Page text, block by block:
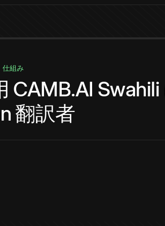
仕組み
CAMB.AI Swahili
翻訳者